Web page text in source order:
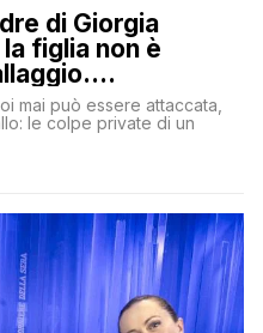
di Giorgia
figlia non è
diversi
mai può essere attaccata,
le colpe private di un